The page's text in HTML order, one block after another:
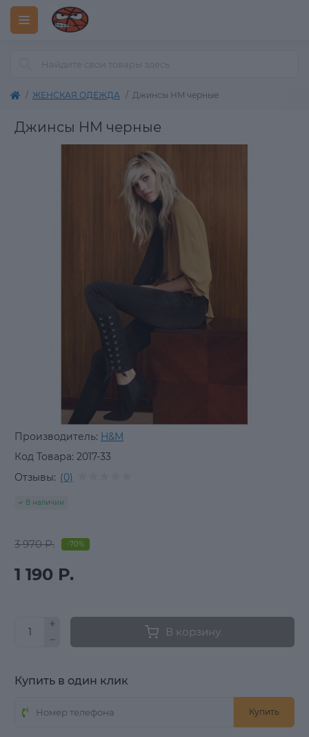
ЖЕНСКАЯ ОДЕЖДА Джинсы HM черные
Джинсы HM черные
Производитель: H&M
Код Товара: 2017-33
Отзывы: (0)
В наличии
3 970 Р. -70%
1 190 Р.
В корзину
Купить в один клик
Купить